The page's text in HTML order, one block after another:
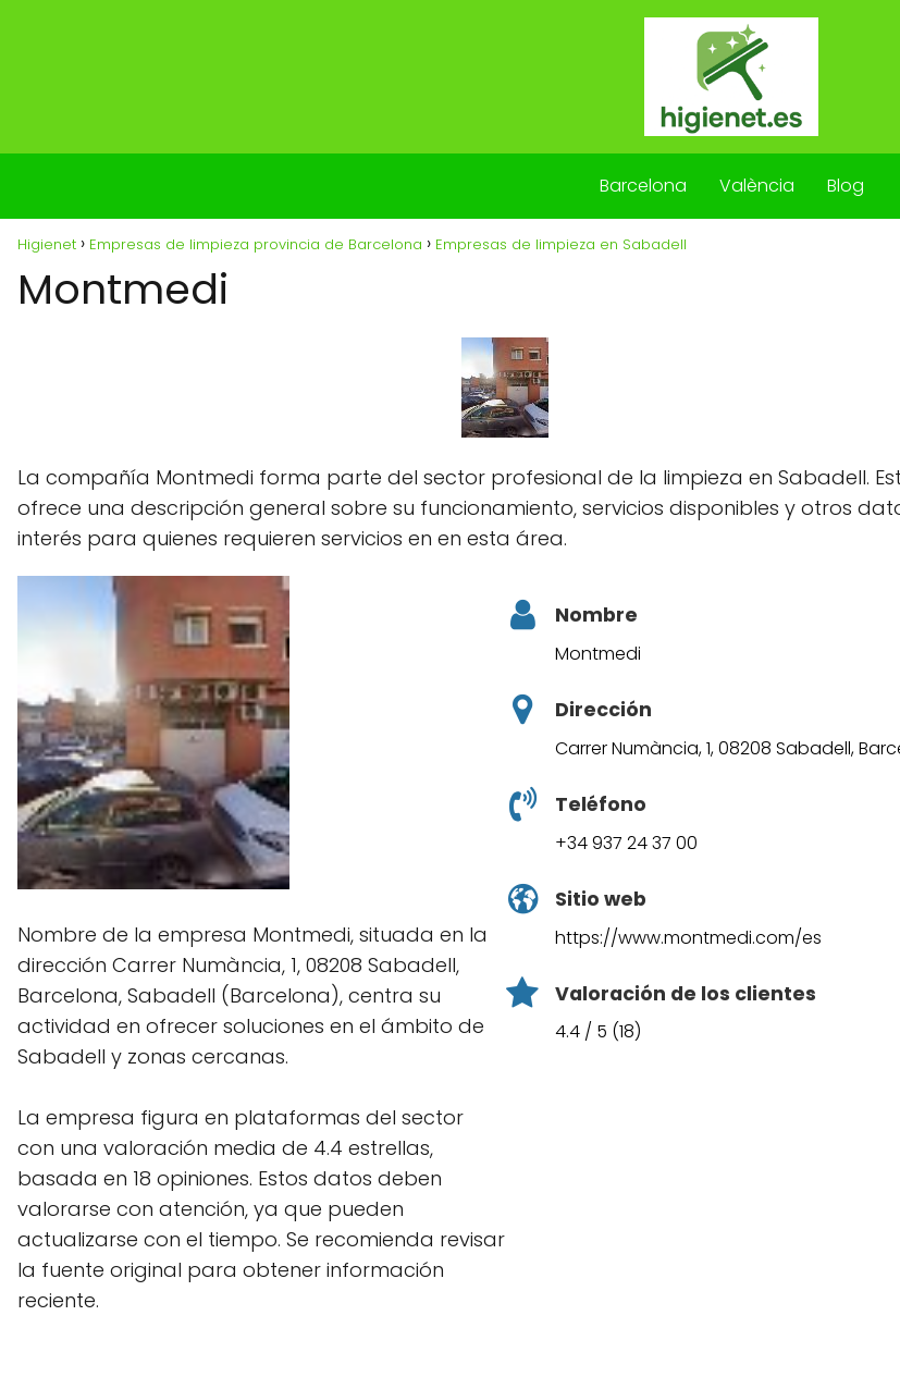
Barcelona València Blog
Higienet Empresas de limpieza provincia de Barcelona Empresas de limpieza en Sabadell
Montmedi
La compañía Montmedi forma parte del sector profesional de la limpieza en Sabadell.
ofrece una descripción general sobre su funcionamiento, servicios disponibles y otros
interés para quienes requieren servicios en en esta área.
Nombre de la empresa Montmedi, situada en la
dirección Carrer Numància, 1, 08208 Sabadell,
Barcelona, Sabadell (Barcelona), centra su
actividad en ofrecer soluciones en el ámbito de
Sabadell y zonas cercanas.
La empresa figura en plataformas del sector
con una valoración media de 4.4 estrellas,
basada en 18 opiniones. Estos datos deben
valorarse con atención, ya que pueden
actualizarse con el tiempo. Se recomienda revisar
la fuente original para obtener información
reciente.
Nombre
Montmedi
Dirección
Carrer Numància, 1, 08208 Sabadell,
Teléfono
+34 937 24 37 00
Sitio web
https://www.montmedi.com/es
Valoración de los clientes
4.4 / 5 (18)